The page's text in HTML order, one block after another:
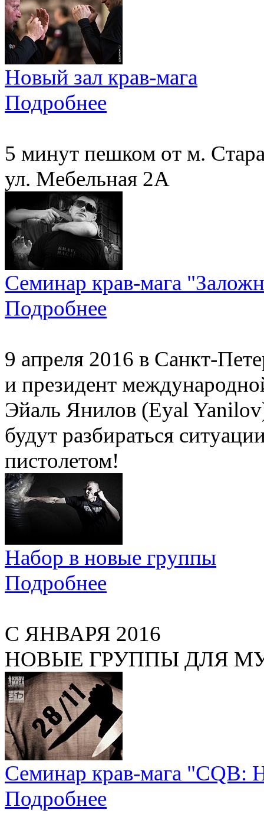
Новый зал крав-мага
Подробнее
5 минут пешком от м.
ул. Мебельная 2А
Семинар крав-мага
Подробнее
9 апреля 2016 в Санкт-
и президент
Эйаль Янилов (Eyal
будут разбираться
пистолетом!
Набор в новые группы
Подробнее
С ЯНВАРЯ 2016
НОВЫЕ ГРУППЫ ДЛЯ
Семинар крав-мага
Подробнее